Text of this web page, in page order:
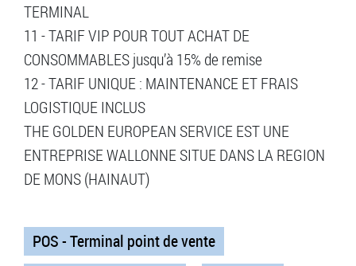
TERMINAL
11 - TARIF VIP POUR TOUT ACHAT DE
CONSOMMABLES jusqu’à 15% de remise
12 - TARIF UNIQUE : MAINTENANCE ET FRAIS
LOGISTIQUE INCLUS
THE GOLDEN EUROPEAN SERVICE EST UNE
ENTREPRISE WALLONNE SITUE DANS LA REGION
DE MONS (HAINAUT)
POS - Terminal point de vente